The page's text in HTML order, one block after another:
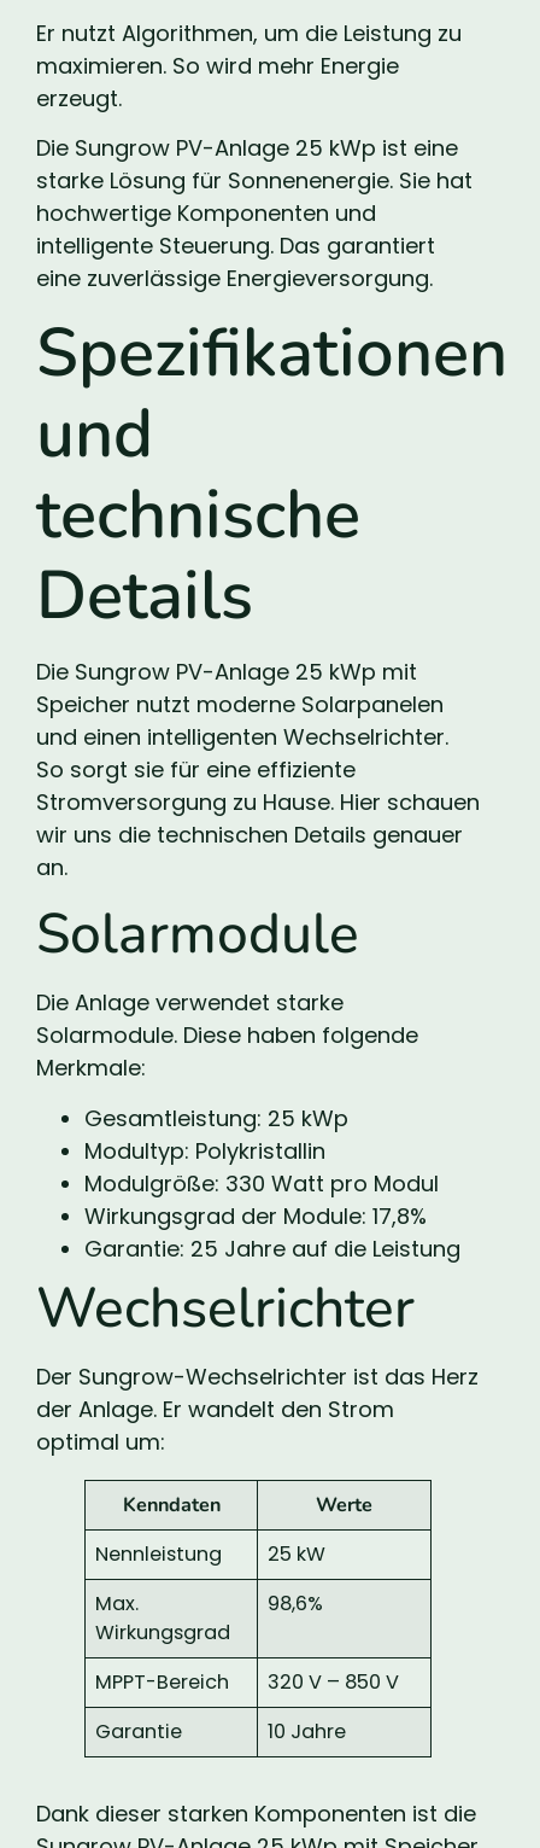
Er nutzt Algorithmen, um die Leistung zu
maximieren. So wird mehr Energie
erzeugt.
Die Sungrow PV-Anlage 25 kWp ist eine
starke Lösung für Sonnenenergie. Sie hat
hochwertige Komponenten und
intelligente Steuerung. Das garantiert
eine zuverlässige Energieversorgung.
Spezifikationen
und
technische
Details
Die Sungrow PV-Anlage 25 kWp mit
Speicher nutzt moderne Solarpanelen
und einen intelligenten Wechselrichter.
So sorgt sie für eine effiziente
Stromversorgung zu Hause. Hier schauen
wir uns die technischen Details genauer
an.
Solarmodule
Die Anlage verwendet starke
Solarmodule. Diese haben folgende
Merkmale:
Gesamtleistung: 25 kWp
Modultyp: Polykristallin
Modulgröße: 330 Watt pro Modul
Wirkungsgrad der Module: 17,8%
Garantie: 25 Jahre auf die Leistung
Wechselrichter
Der Sungrow-Wechselrichter ist das Herz
der Anlage. Er wandelt den Strom
optimal um:
Kenndaten Werte
Nennleistung
25 kW
Max.
Wirkungsgrad
98,6%
MPPT-Bereich
320 V – 850 V
Garantie
10 Jahre
Dank dieser starken Komponenten ist die